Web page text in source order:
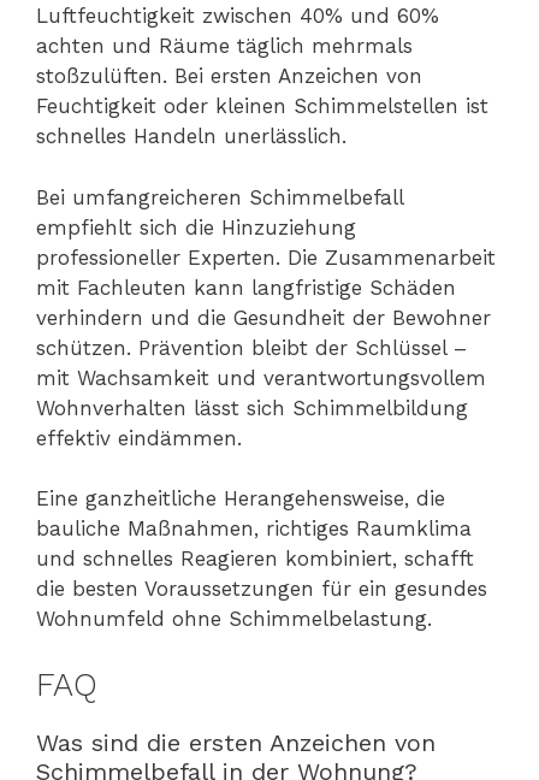
Luftfeuchtigkeit zwischen 40% und 60%
achten und Räume täglich mehrmals
stoßzulüften. Bei ersten Anzeichen von
Feuchtigkeit oder kleinen Schimmelstellen ist
schnelles Handeln unerlässlich.
Bei umfangreicheren Schimmelbefall
empfiehlt sich die Hinzuziehung
professioneller Experten. Die Zusammenarbeit
mit Fachleuten kann langfristige Schäden
verhindern und die Gesundheit der Bewohner
schützen. Prävention bleibt der Schlüssel –
mit Wachsamkeit und verantwortungsvollem
Wohnverhalten lässt sich Schimmelbildung
effektiv eindämmen.
Eine ganzheitliche Herangehensweise, die
bauliche Maßnahmen, richtiges Raumklima
und schnelles Reagieren kombiniert, schafft
die besten Voraussetzungen für ein gesundes
Wohnumfeld ohne Schimmelbelastung.
FAQ
Was sind die ersten Anzeichen von
Schimmelbefall in der Wohnung?